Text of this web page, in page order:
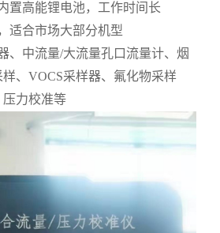
置高能锂电池，工作时间长
适合市场大部分机型
、中流量/大流量孔口流量计、烟
、 VOCS采样器、氟化物采样
力校准等